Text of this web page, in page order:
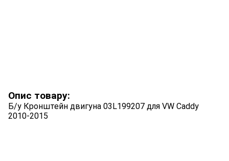
Опис товару:
Б/у Кронштейн двигуна 03L199207 для VW Caddy
2010-2015